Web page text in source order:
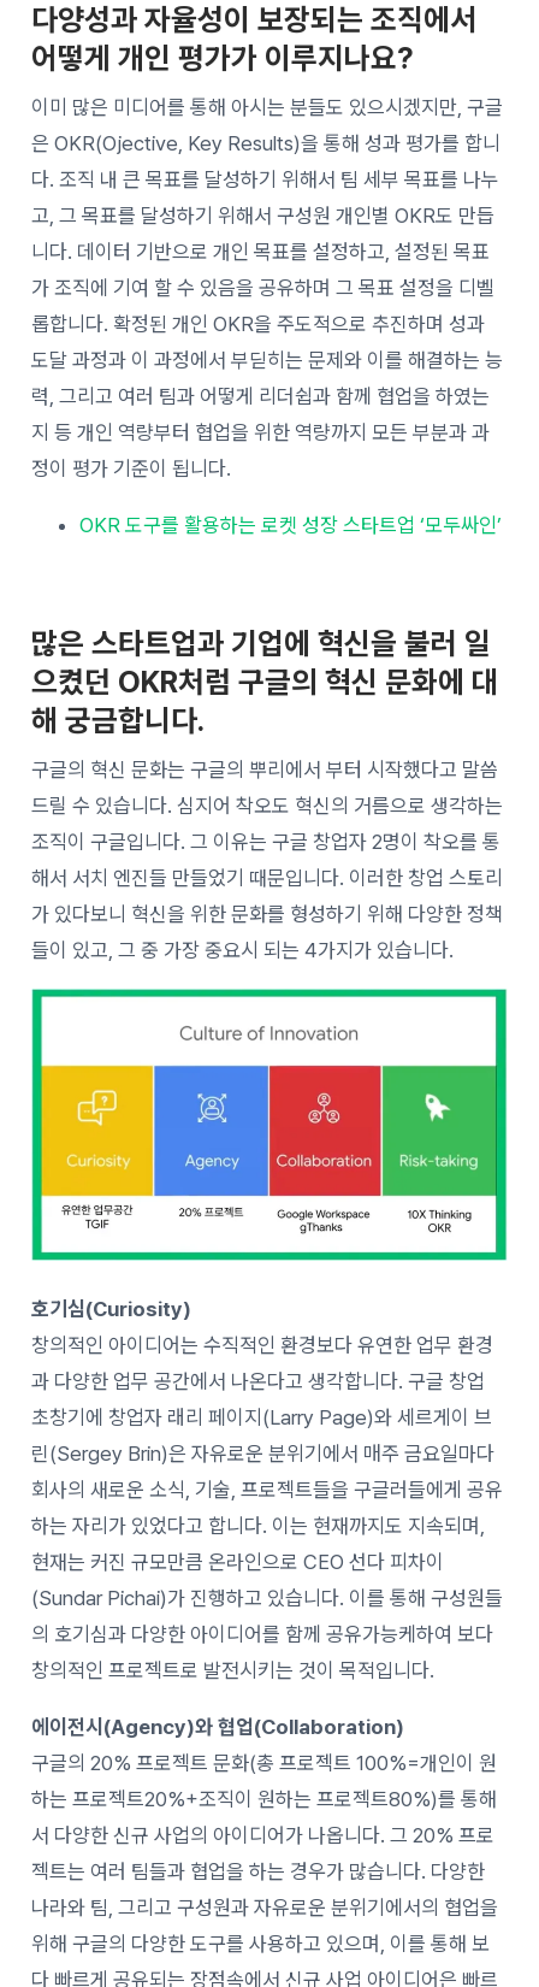
다양성과 자율성이 보장되는 조직에서
어떻게 개인 평가가 이루지나요?
이미 많은 미디어를 통해 아시는 분들도 있으시겠지만, 구글
은 OKR(Ojective, Key Results)을 통해 성과 평가를 합니
다. 조직 내 큰 목표를 달성하기 위해서 팀 세부 목표를 나누
고, 그 목표를 달성하기 위해서 구성원 개인별 OKR도 만듭
니다. 데이터 기반으로 개인 목표를 설정하고, 설정된 목표
가 조직에 기여 할 수 있음을 공유하며 그 목표 설정을 디벨
롭합니다. 확정된 개인 OKR을 주도적으로 추진하며 성과
도달 과정과 이 과정에서 부딛히는 문제와 이를 해결하는 능
력, 그리고 여러 팀과 어떻게 리더쉽과 함께 협업을 하였는
지 등 개인 역량부터 협업을 위한 역량까지 모든 부분과 과
정이 평가 기준이 됩니다.
OKR 도구를 활용하는 로켓 성장 스타트업 ‘모두싸인’
많은 스타트업과 기업에 혁신을 불러 일
으켰던 OKR처럼 구글의 혁신 문화에 대
해 궁금합니다.
구글의 혁신 문화는 구글의 뿌리에서 부터 시작했다고 말씀
드릴 수 있습니다. 심지어 착오도 혁신의 거름으로 생각하는
조직이 구글입니다. 그 이유는 구글 창업자 2명이 착오를 통
해서 서치 엔진들 만들었기 때문입니다. 이러한 창업 스토리
가 있다보니 혁신을 위한 문화를 형성하기 위해 다양한 정책
들이 있고, 그 중 가장 중요시 되는 4가지가 있습니다.
호기심(Curiosity)
창의적인 아이디어는 수직적인 환경보다 유연한 업무 환경
과 다양한 업무 공간에서 나온다고 생각합니다. 구글 창업
초창기에 창업자 래리 페이지(Larry Page)와 세르게이 브
린(Sergey Brin)은 자유로운 분위기에서 매주 금요일마다
회사의 새로운 소식, 기술, 프로젝트들을 구글러들에게 공유
하는 자리가 있었다고 합니다. 이는 현재까지도 지속되며,
현재는 커진 규모만큼 온라인으로 CEO 선다 피차이
(Sundar Pichai)가 진행하고 있습니다. 이를 통해 구성원들
의 호기심과 다양한 아이디어를 함께 공유가능케하여 보다
창의적인 프로젝트로 발전시키는 것이 목적입니다.
에이전시(Agency)와 협업(Collaboration)
구글의 20% 프로젝트 문화(총 프로젝트 100%=개인이 원
하는 프로젝트20%+조직이 원하는 프로젝트80%)를 통해
서 다양한 신규 사업의 아이디어가 나옵니다. 그 20% 프로
젝트는 여러 팀들과 협업을 하는 경우가 많습니다. 다양한
나라와 팀, 그리고 구성원과 자유로운 분위기에서의 협업을
위해 구글의 다양한 도구를 사용하고 있으며, 이를 통해 보
다 빠르게 공유되는 장점속에서 신규 사업 아이디어은 빠르